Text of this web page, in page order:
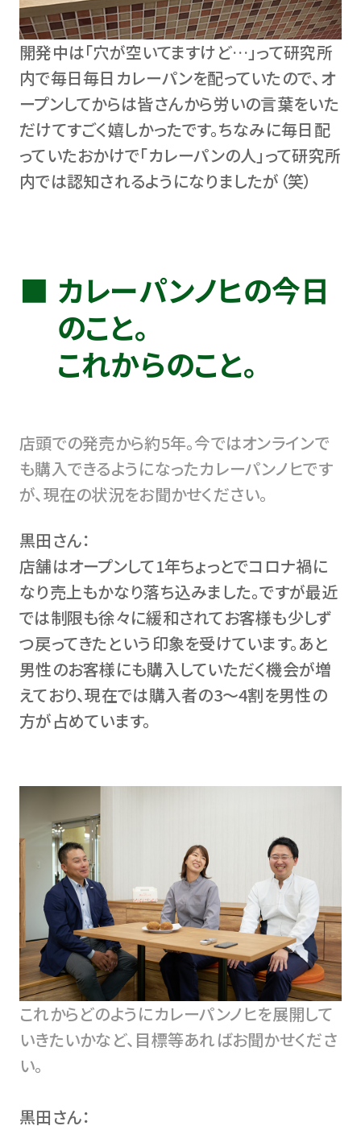
開発中は「穴が空いてますけど…」って研究所
内で毎日毎日カレーパンを配っていたので、オ
ープンしてからは皆さんから労いの言葉をいた
だけてすごく嬉しかったです。ちなみに毎日配
っていたおかけで「カレーパンの人」って研究所
内では認知されるようになりましたが（笑）
カレーパンノヒの今日
のこと。
これからのこと。
店頭での発売から約5年。今ではオンラインで
も購入できるようになったカレーパンノヒです
が、現在の状況をお聞かせください。
黒田さん：
店舗はオープンして1年ちょっとでコロナ禍に
なり売上もかなり落ち込みました。ですが最近
では制限も徐々に緩和されてお客様も少しず
つ戻ってきたという印象を受けています。あと
男性のお客様にも購入していただく機会が増
えており、現在では購入者の3～4割を男性の
方が占めています。
これからどのようにカレーパンノヒを展開して
いきたいかなど、目標等あればお聞かせくださ
い。
黒田さん：